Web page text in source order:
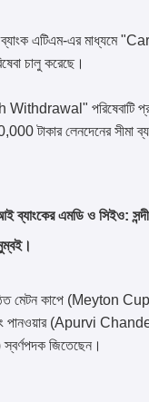
এটিএম-এর মাধ্যমে
চালু করেছে।
পরিষেবাটি
টাকার লেনদেনের সীমা
এমডি ও সিইও:
মেটন কাপে (Meyton
সিং পানওয়ার (Apurvi
জিতেছেন।